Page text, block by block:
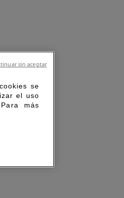
se
el uso
más
sin aceptar